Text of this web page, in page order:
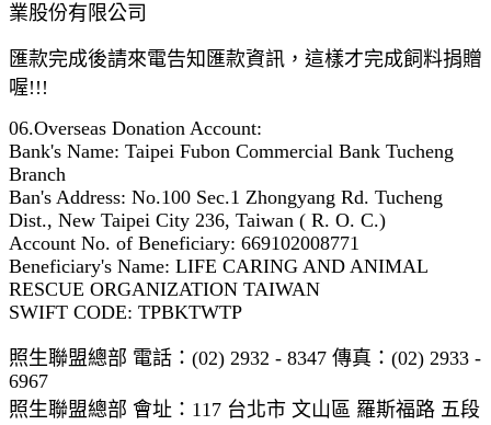
業股份有限公司
匯款完成後請來電告知匯款資訊，這樣才完成飼料捐贈
喔!!!
06.Overseas Donation Account:
Bank's Name: Taipei Fubon Commercial Bank Tucheng
Branch
Ban's Address: No.100 Sec.1 Zhongyang Rd. Tucheng
Dist., New Taipei City 236, Taiwan ( R. O. C.)
Account No. of Beneficiary: 669102008771
Beneficiary's Name: LIFE CARING AND ANIMAL
RESCUE ORGANIZATION TAIWAN
SWIFT CODE: TPBKTWTP
照生聯盟總部 電話：(02) 2932 - 8347 傳真：(02) 2933 -
6967
照生聯盟總部 會址：117 台北市 文山區 羅斯福路 五段